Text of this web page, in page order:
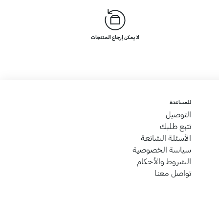
لا يمكن إرجاع المنتجات
للمساعدة
التوصيل
تتبع طلبك
الأسئلة الشائعة
سياسة الخصوصية
الشروط والأحكام
تواصل معنا